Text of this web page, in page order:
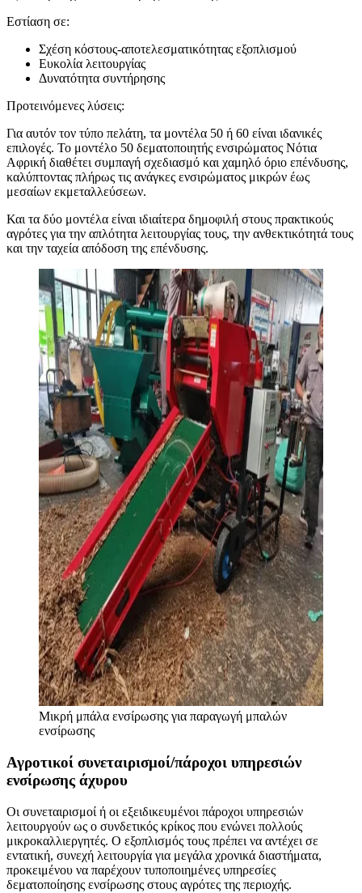
Εστίαση σε:
Σχέση κόστους-αποτελεσματικότητας εξοπλισμού
Ευκολία λειτουργίας
Δυνατότητα συντήρησης
Προτεινόμενες λύσεις:
Για αυτόν τον τύπο πελάτη, τα μοντέλα 50 ή 60 είναι ιδανικές
επιλογές. Το μοντέλο 50 δεματοποιητής ενσιρώματος Νότια
Αφρική διαθέτει συμπαγή σχεδιασμό και χαμηλό όριο επένδυσης,
καλύπτοντας πλήρως τις ανάγκες ενσιρώματος μικρών έως
μεσαίων εκμεταλλεύσεων.
Και τα δύο μοντέλα είναι ιδιαίτερα δημοφιλή στους πρακτικούς
αγρότες για την απλότητα λειτουργίας τους, την ανθεκτικότητά τους
και την ταχεία απόδοση της επένδυσης.
Μικρή μπάλα ενσίρωσης για παραγωγή μπαλών
ενσίρωσης
Αγροτικοί συνεταιρισμοί/πάροχοι υπηρεσιών
ενσίρωσης άχυρου
Οι συνεταιρισμοί ή οι εξειδικευμένοι πάροχοι υπηρεσιών
λειτουργούν ως ο συνδετικός κρίκος που ενώνει πολλούς
μικροκαλλιεργητές. Ο εξοπλισμός τους πρέπει να αντέχει σε
εντατική, συνεχή λειτουργία για μεγάλα χρονικά διαστήματα,
προκειμένου να παρέχουν τυποποιημένες υπηρεσίες
δεματοποίησης ενσίρωσης στους αγρότες της περιοχής.